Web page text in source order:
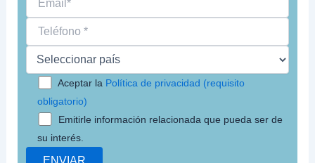
Aceptar la Política de privacidad (requisito
obligatorio)
Emitirle información relacionada que pueda ser de
su interés.